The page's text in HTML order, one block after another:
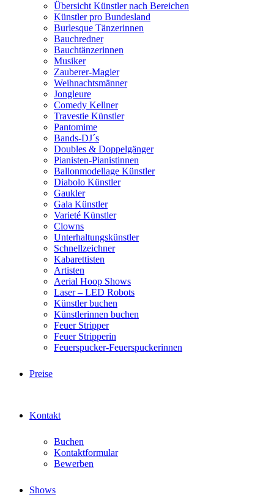
Übersicht Künstler nach Bereichen
Künstler pro Bundesland
Burlesque Tänzerinnen
Bauchredner
Bauchtänzerinnen
Musiker
Zauberer-Magier
Weihnachtsmänner
Jongleure
Comedy Kellner
Travestie Künstler
Pantomime
Bands-DJ´s
Doubles & Doppelgänger
Pianisten-Pianistinnen
Ballonmodellage Künstler
Diabolo Künstler
Gaukler
Gala Künstler
Varieté Künstler
Clowns
Unterhaltungskünstler
Schnellzeichner
Kabarettisten
Artisten
Aerial Hoop Shows
Laser – LED Robots
Künstler buchen
Künstlerinnen buchen
Feuer Stripper
Feuer Stripperin
Feuerspucker-Feuerspuckerinnen
Preise
Kontakt
Buchen
Kontaktformular
Bewerben
Shows